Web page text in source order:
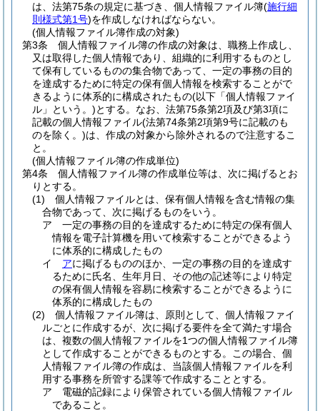
は、法第75条の規定に基づき、個人情報ファイル簿(施行細
則様式第1号)を作成しなければならない。
(個人情報ファイル簿作成の対象)
第3条
個人情報ファイル簿の作成の対象は、職務上作成し、
又は取得した個人情報であり、組織的に利用するものとし
て保有しているものの集合物であって、一定の事務の目的
を達成するために特定の保有個人情報を検索することがで
きるように体系的に構成されたもの(以下「個人情報ファイ
ル」という。)とする。 なお、法第75条第2項及び第3項に
記載の個人情報ファイル(法第74条第2項第9号に記載のも
のを除く。)は、作成の対象から除外されるので注意するこ
と。
(個人情報ファイル簿の作成単位)
第4条
個人情報ファイル簿の作成単位等は、次に掲げるとお
りとする。
(1)
個人情報ファイルとは、保有個人情報を含む情報の集
合物であって、次に掲げるものをいう。
ア
一定の事務の目的を達成するために特定の保有個人
情報を電子計算機を用いて検索することができるよう
に体系的に構成したもの
イ
アに掲げるもののほか、一定の事務の目的を達成す
るために氏名、生年月日、その他の記述等により特定
の保有個人情報を容易に検索することができるように
体系的に構成したもの
(2)
個人情報ファイル簿は、原則として、個人情報ファイ
ルごとに作成するが、次に掲げる要件を全て満たす場合
は、複数の個人情報ファイルを1つの個人情報ファイル簿
として作成することができるものとする。
この場合、個
人情報ファイル簿の作成は、当該個人情報ファイルを利
用する事務を所管する課等で作成することとする。
ア
電磁的記録により保管されている個人情報ファイル
であること。